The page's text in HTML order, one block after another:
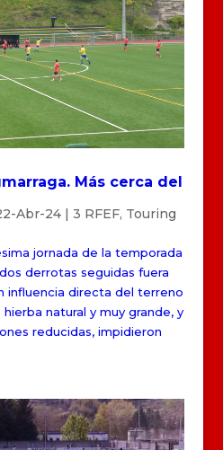
Más cerca del
Abr-24| 3 RFEF, Touring
jornada de la temporada
derrotas seguidas fuera
influencia directa del terreno
natural y muy grande, y
reducidas, impidieron